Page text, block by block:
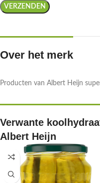
Over het merk
Producten van Albert Heijn
Verwante
Albert Heijn